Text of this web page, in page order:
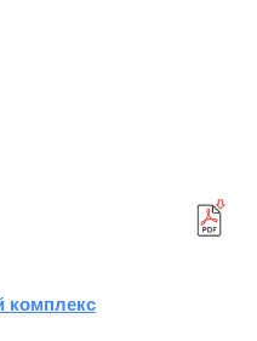
комплекс